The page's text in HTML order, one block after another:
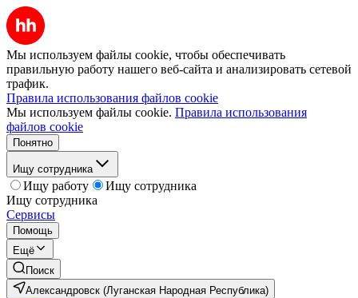
Мы используем файлы cookie, чтобы обеспечивать
правильную работу нашего веб-сайта и анализировать сетевой
трафик.
Правила использования файлов cookie
Мы используем файлы cookie. Правила использования
файлов cookie
Понятно
Ищу сотрудника
Ищу работу
Ищу сотрудника
Ищу сотрудника
Сервисы
Помощь
Ещё
Поиск
Александровск (Луганская Народная Республика)